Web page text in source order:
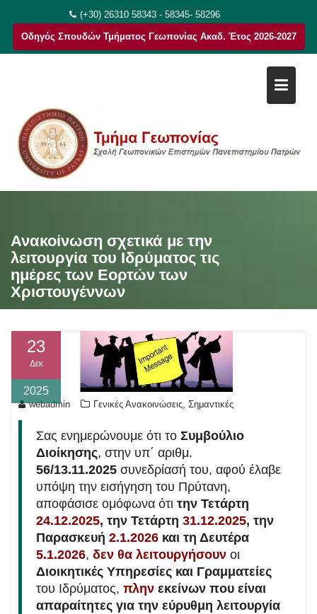
στο
περιεχόμενο
(+30) 26310 58343 - 58345- 58296
Οδηγός Σπουδών Τμήματος Γεωπονίας Ακαδ. Έτος 2026-2027
Ανακοίνωση σχετικά με την
λειτουργία του Ιδρύματος τις
ημέρες των Εορτών των
Χριστουγέννων
23
Δεκ
2025
webadmin Γενικές Ανακοινώσεις Σημαντικές
Σας ενημερώνουμε ότι το Συμβούλιο
Διοίκησης, στην υπ΄ αριθμ.
56/13.11.2025 συνεδρίασή του, αφού έλαβε
υπόψη την εισήγηση του Πρύτανη,
αποφάσισε ομόφωνα ότι την Τετάρτη
24.12.2025, την Τετάρτη 31.12.2025, την
Παρασκευή 2.1.2026 και τη Δευτέρα
5.1.2026, δεν θα λειτουργήσουν οι
Διοικητικές Υπηρεσίες και Γραμματείες
του Ιδρύματος, πλην εκείνων που είναι
απαραίτητες για την εύρυθμη λειτουργία